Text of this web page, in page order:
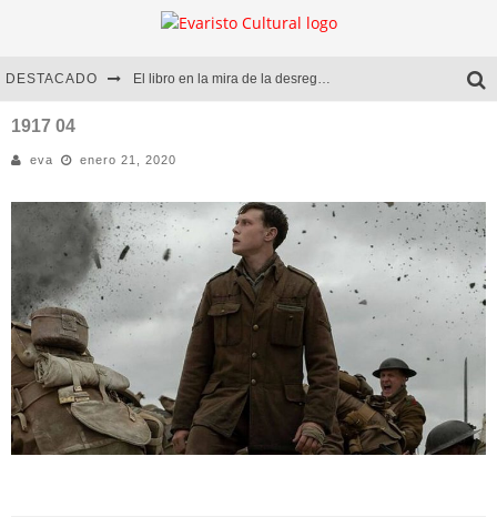
DESTACADO El libro en la mira de la desregulación
Diego Meret | Hotel Acapulco
Alejandra Correa | La nieve
1917 04
eva enero 21, 2020